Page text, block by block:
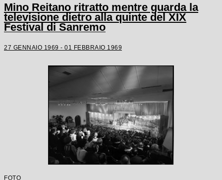
Mino Reitano ritratto mentre guarda la
televisione dietro alla quinte del XIX
Festival di Sanremo
27 GENNAIO 1969 - 01 FEBBRAIO 1969
FOTO